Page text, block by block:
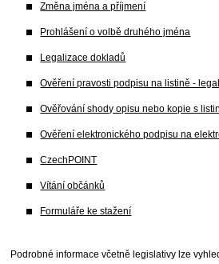
Změna jména a příjmení
Prohlášení o volbě druhého jména
Legalizace dokladů
Ověření pravosti podpisu na listině -
Ověřování shody opisu nebo kopie s
Ověření elektronického podpisu na
CzechPOINT
Vítání občánků
Formuláře ke stažení
Podrobné informace včetně legislativy lze